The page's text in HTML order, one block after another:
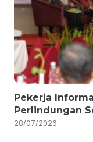
Pekerja
Perlindungan
28/07/2026